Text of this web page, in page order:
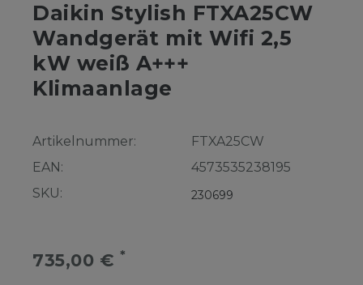
Daikin Stylish FTXA25CW
Wandgerät mit Wifi 2,5
kW weiß A+++
Klimaanlage
Artikelnummer:
EAN:
SKU:
FTXA25CW
4573535238195
230699
735,00 € *